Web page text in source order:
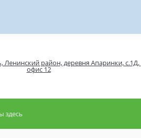
Ленинский район, деревня Апаринки, с.1Д,
офис 12